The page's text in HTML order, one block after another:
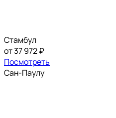
Стамбул
от 37 972 ₽
Посмотреть
Сан-Паулу